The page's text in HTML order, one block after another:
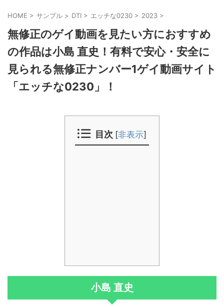
HOME > サンプル > DTI > エッチな0230 > 2023 >
無修正のゲイ動画を見たい方におすすめ
の作品は小島 直史！有料で安心・安全に
見られる無修正ナンバー1ゲイ動画サイト
「エッチな0230」！
目次 [非表示]
小島 直史